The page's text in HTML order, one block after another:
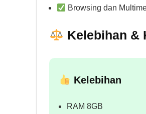
Browsing dan
Kelebihan &
Kelebihan
RAM 8GB